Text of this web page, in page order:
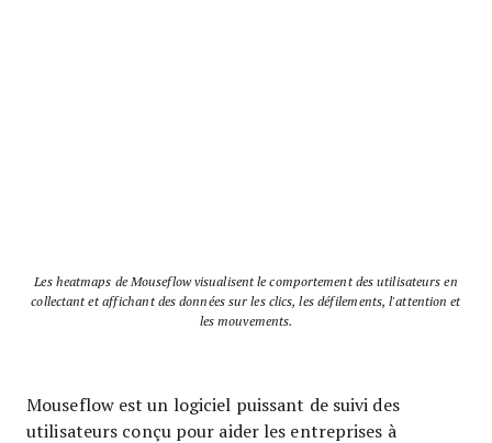
Les heatmaps de Mouseflow visualisent le comportement des utilisateurs en
collectant et affichant des données sur les clics, les défilements, l'attention et
les mouvements.
Mouseflow est un logiciel puissant de suivi des
utilisateurs conçu pour aider les entreprises à